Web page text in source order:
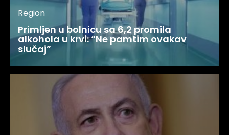
Region
Primljen u bolnicu sa 6,2 promila
alkohola u krvi: “Ne pamtim ovakav
slučaj”